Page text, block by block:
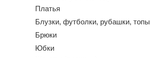
Платья
Блузки, футболки, рубашки, топы
Брюки
Юбки